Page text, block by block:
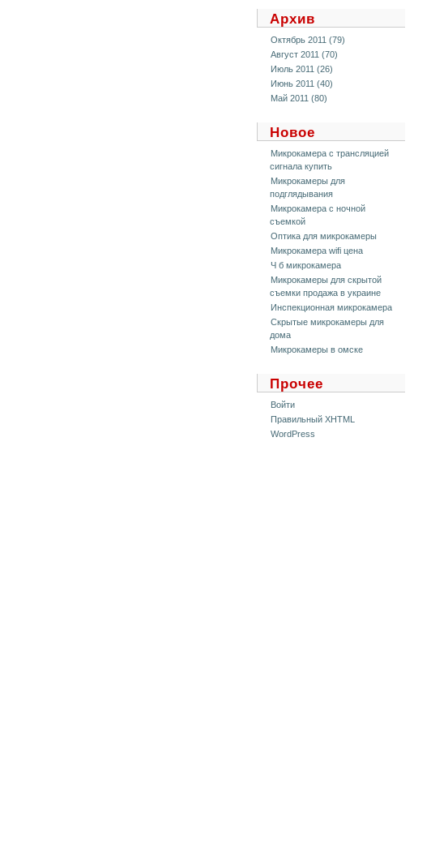
Архив
Октябрь 2011 (79)
Август 2011 (70)
Июль 2011 (26)
Июнь 2011 (40)
Май 2011 (80)
Новое
Микрокамера с трансляцией
сигнала купить
Микрокамеры для
подглядывания
Микрокамера с ночной
съемкой
Оптика для микрокамеры
Микрокамера wifi цена
Ч б микрокамера
Микрокамеры для скрытой
съемки продажа в украине
Инспекционная микрокамера
Скрытые микрокамеры для
дома
Микрокамеры в омске
Прочее
Войти
Правильный XHTML
WordPress